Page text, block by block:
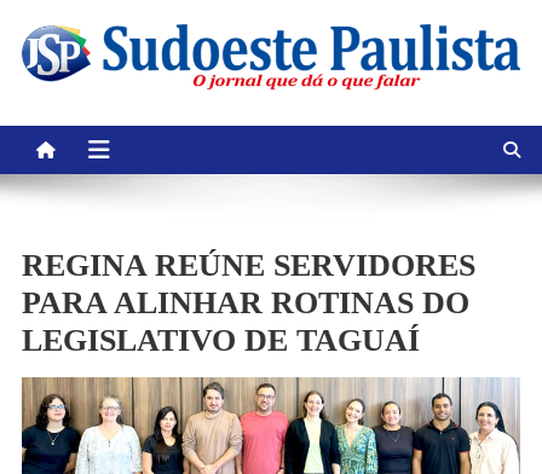
content
REGINA REÚNE SERVIDORES
PARA ALINHAR ROTINAS DO
LEGISLATIVO DE TAGUAÍ